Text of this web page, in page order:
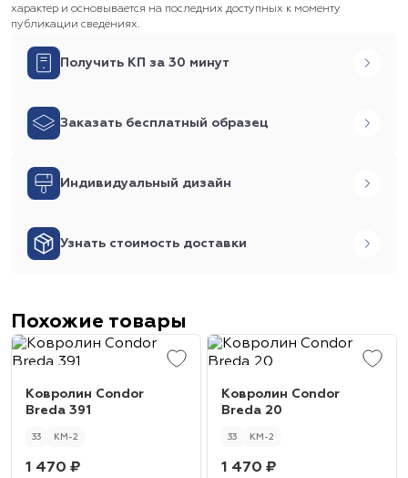
характер и основывается на последних доступных к моменту
публикации сведениях.
Получить КП за 30 минут
Заказать бесплатный образец
Индивидуальный дизайн
Узнать стоимость доставки
Похожие товары
Ковролин Condor
Breda 391
33 КМ-2
1 470 ₽
Ковролин Condor
Breda 20
33 КМ-2
1 470 ₽